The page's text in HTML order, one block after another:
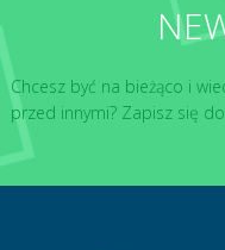
Chcesz być na bieżąco i
przed innymi? Zapisz się